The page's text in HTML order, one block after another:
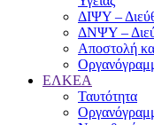
ΔΙΨΥ –
ΔΝΨΥ –
Αποστολή
ΕΛΚΕΑ
Ταυτότητα